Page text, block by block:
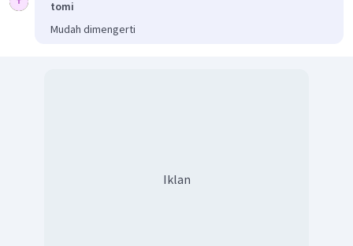
tomi
Mudah dimengerti
Iklan